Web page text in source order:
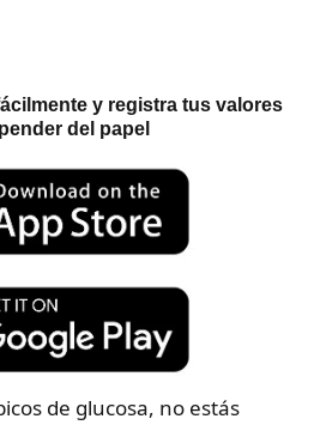
y registra tus valores
del papel
de glucosa, no estás